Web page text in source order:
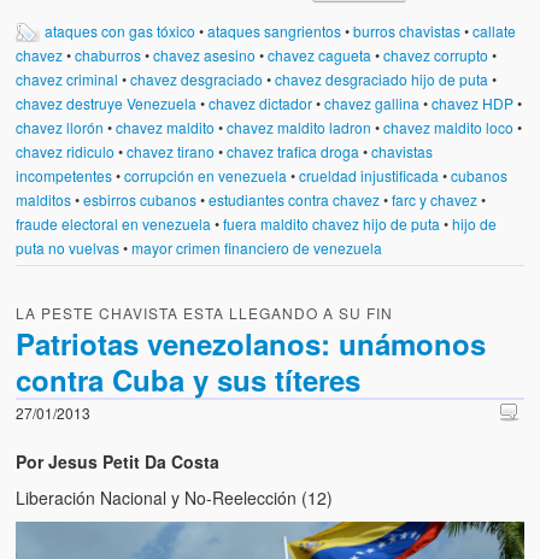
ataques con gas tóxico •ataques sangrientos•burros chavistas•callate
chavez•chaburros•chavez asesino •chavez cagueta •chavez corrupto •
chavez criminal •chavez desgraciado •chavez desgraciado hijo de puta •
chavez destruye Venezuela •chavez dictador•chavez gallina •chavez HDP•
chavez llorón •chavez maldito •chavez maldito ladron •chavez maldito loco •
chavez ridiculo •chavez tirano •chavez trafica droga •chavistas
incompetentes•corrupción en venezuela •crueldad injustificada •cubanos
malditos•esbirros cubanos•estudiantes contra chavez•farc y chavez•
fraude electoral en venezuela •fuera maldito chavez hijo de puta •hijo de
puta no vuelvas•mayor crimen financiero de venezuela
LA PESTE CHAVISTA ESTA LLEGANDO A SU FIN
Patriotas venezolanos: unámonos
contra Cuba y sus títeres
27/01/2013
Por Jesus Petit Da Costa
Liberación Nacional y No-Reelección (12)